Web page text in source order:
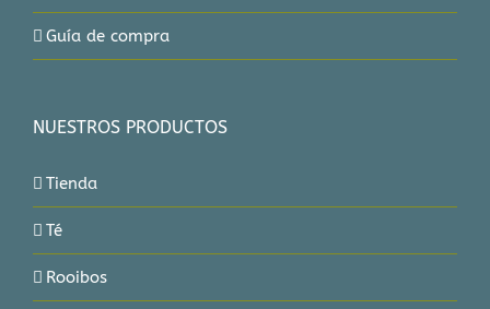
Guía de compra
NUESTROS PRODUCTOS
Tienda
Té
Rooibos